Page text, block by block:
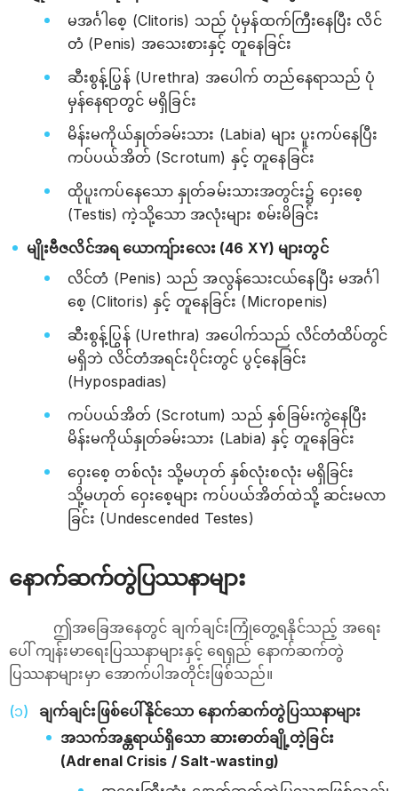
မအင်္ဂါစေ့ (Clitoris) သည် ပုံမှန်ထက်ကြီးနေပြီး လိင်
တံ (Penis) အသေးစားနှင့် တူနေခြင်း
ဆီးစွန့်ပြွန် (Urethra) အပေါက် တည်နေရာသည် ပုံ
မှန်နေရာတွင် မရှိခြင်း
မိန်းမကိုယ်နှုတ်ခမ်းသား (Labia) များ ပူးကပ်နေပြီး
ကပ်ပယ်အိတ် (Scrotum) နှင့် တူနေခြင်း
ထိုပူးကပ်နေသော နှုတ်ခမ်းသားအတွင်း၌ ဝှေးစေ့
(Testis) ကဲ့သို့သော အလုံးများ စမ်းမိခြင်း
မျိုးဗီဇလိင်အရ ယောကျ်ားလေး (46 XY) များတွင်
လိင်တံ (Penis) သည် အလွန်သေးငယ်နေပြီး မအင်္ဂါ
စေ့ (Clitoris) နှင့် တူနေခြင်း (Micropenis)
ဆီးစွန့်ပြွန် (Urethra) အပေါက်သည် လိင်တံထိပ်တွင်
မရှိဘဲ လိင်တံအရင်းပိုင်းတွင် ပွင့်နေခြင်း
(Hypospadias)
ကပ်ပယ်အိတ် (Scrotum) သည် နှစ်ခြမ်းကွဲနေပြီး
မိန်းမကိုယ်နှုတ်ခမ်းသား (Labia) နှင့် တူနေခြင်း
ဝှေးစေ့ တစ်လုံး သို့မဟုတ် နှစ်လုံးစလုံး မရှိခြင်း
သို့မဟုတ် ဝှေးစေ့များ ကပ်ပယ်အိတ်ထဲသို့ ဆင်းမလာ
ခြင်း (Undescended Testes)
နောက်ဆက်တွဲပြဿနာများ
ဤအခြေအနေတွင် ချက်ချင်းကြုံတွေ့ရနိုင်သည့် အရေး
ပေါ် ကျန်းမာရေးပြဿနာများနှင့် ရေရှည် နောက်ဆက်တွဲ
ပြဿနာများမှာ အောက်ပါအတိုင်းဖြစ်သည်။
ချက်ချင်းဖြစ်ပေါ်နိုင်သော နောက်ဆက်တွဲပြဿနာများ
အသက်အန္တရာယ်ရှိသော ဆားဓာတ်ချို့တဲ့ခြင်း
(Adrenal Crisis / Salt-wasting)